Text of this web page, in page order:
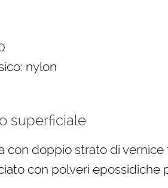
nylon
superficiale
con doppio strato di
con polveri epossidiche